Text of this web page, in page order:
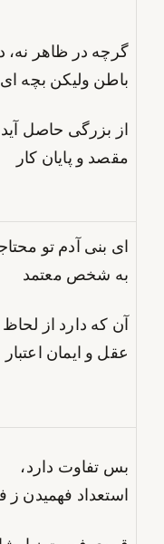
گرچه در ظاهر نه،
باطن ولیکن بچه ای
از بزرگی حاصل آید
مقصد و پایان کار
ای بنی آدم تو
به شخص معتمد
آن که دارد از لحاظ
عقل و ایمان اعتبار
بس تفاوت دارد،
استعداد فهمیدن ز